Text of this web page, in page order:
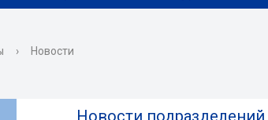
› Новости
Новости подразделений